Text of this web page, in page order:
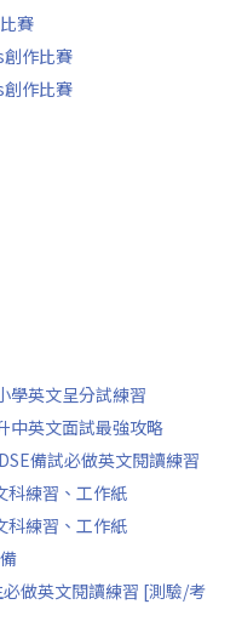
賽
作比賽
作比賽
學英文呈分試練習
中英文面試最強攻略
備試必做英文閱讀練習
科練習、工作紙
科練習、工作紙
做英文閱讀練習 [測驗/考